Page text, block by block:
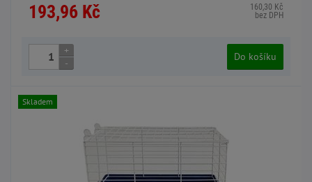
193,96 Kč
160,30 Kč
bez DPH
+
-
Do košíku
Skladem